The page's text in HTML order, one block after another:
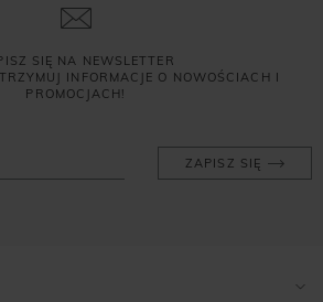
SIĘ NA NEWSLETTER
INFORMACJE O NOWOŚCIACH I
PROMOCJACH!
ZAPISZ SIĘ